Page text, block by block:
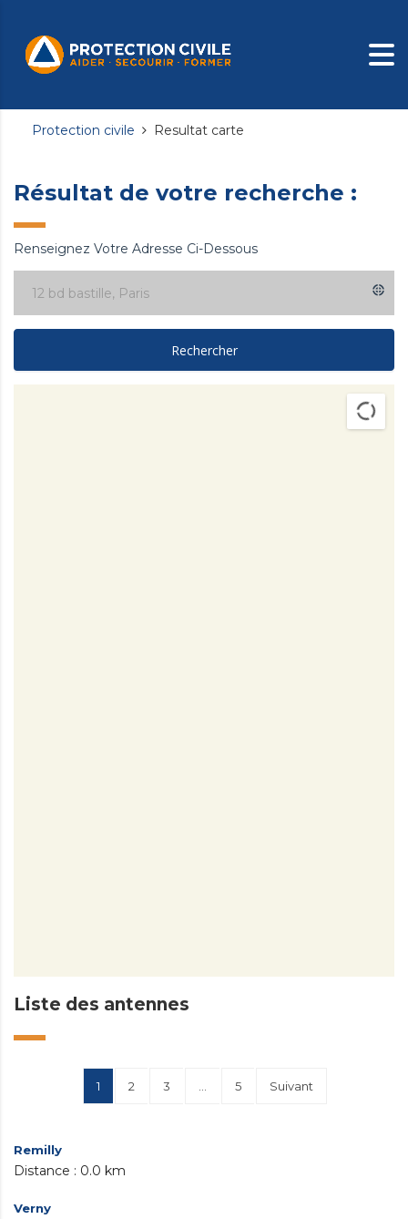
Protection civile Resultat carte
Résultat de votre recherche :
Renseignez Votre Adresse Ci-Dessous
Liste des antennes
1 2 3 5 Suivant
Remilly
0.0 km
Verny